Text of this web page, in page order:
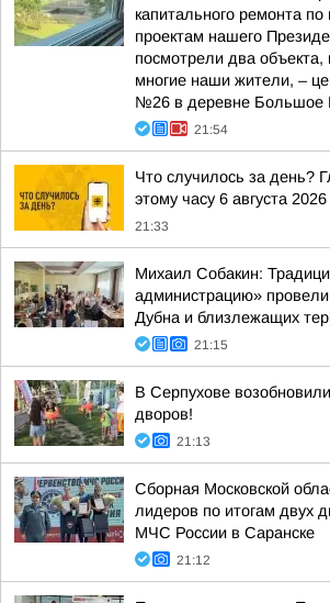
капитального ремонта
проектам нашего
посмотрели два объекта,
многие наши жители, –
№26 в деревне Большое
21:54
Что случилось за день?
этому часу 6 августа 2026
21:33
Михаил Собакин:
администрацию»
Дубна и близлежащих
21:15
В Серпухове
дворов!
21:13
Сборная Московской
лидеров по итогам двух
МЧС России в Саранске
21:12